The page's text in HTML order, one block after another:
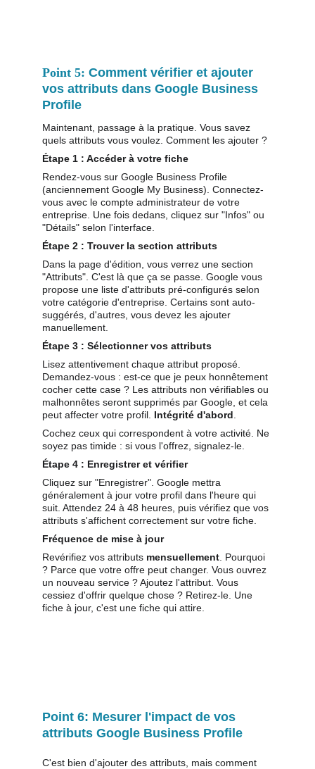
Point 5: Comment vérifier et ajouter
vos attributs dans Google Business
Profile
Maintenant, passage à la pratique. Vous savez
quels attributs vous voulez. Comment les ajouter ?
Étape 1 : Accéder à votre fiche
Rendez-vous sur Google Business Profile
(anciennement Google My Business). Connectez-
vous avec le compte administrateur de votre
entreprise. Une fois dedans, cliquez sur "Infos" ou
"Détails" selon l'interface.
Étape 2 : Trouver la section attributs
Dans la page d'édition, vous verrez une section
"Attributs". C'est là que ça se passe. Google vous
propose une liste d'attributs pré-configurés selon
votre catégorie d'entreprise. Certains sont auto-
suggérés, d'autres, vous devez les ajouter
manuellement.
Étape 3 : Sélectionner vos attributs
Lisez attentivement chaque attribut proposé.
Demandez-vous : est-ce que je peux honnêtement
cocher cette case ? Les attributs non vérifiables ou
malhonnêtes seront supprimés par Google, et cela
peut affecter votre profil. Intégrité d'abord
Cochez ceux qui correspondent à votre activité. Ne
soyez pas timide : si vous l'offrez, signalez-le.
Étape 4 : Enregistrer et vérifier
Cliquez sur "Enregistrer". Google mettra
généralement à jour votre profil dans l'heure qui
suit. Attendez 24 à 48 heures, puis vérifiez que vos
attributs s'affichent correctement sur votre fiche.
Fréquence de mise à jour
Revérifiez vos attributs mensuellement . Pourquoi
? Parce que votre offre peut changer. Vous ouvrez
un nouveau service ? Ajoutez l'attribut. Vous
cessiez d'offrir quelque chose ? Retirez-le. Une
fiche à jour, c'est une fiche qui attire.
Point 6: Mesurer l'impact de vos
attributs Google Business Profile
C'est bien d'ajouter des attributs, mais comment